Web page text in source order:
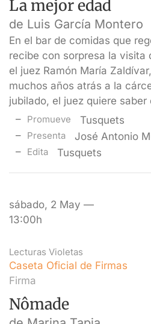
La mejor edad
de Luis García Montero
En el bar de comidas que
recibe con sorpresa la visita
el juez Ramón María
muchos años atrás a la
jubilado, el juez quiere
Promueve Tusquets
Presenta José Antonio
Edita Tusquets
sábado, 2 May —
13:00h
Lecturas Violetas
Caseta Oficial de Firmas
Firma
Nômade